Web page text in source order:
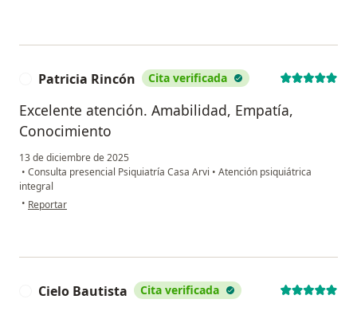
Patricia Rincón Cita verificada
Excelente atención. Amabilidad, Empatía,
Conocimiento
13 de diciembre de 2025
• Consulta presencial Psiquiatría Casa Arvi • Atención psiquiátrica
integral
• en opinión del usuario Patricia Rincón
Reportar
Cielo Bautista Cita verificada